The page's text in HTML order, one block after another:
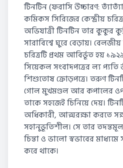
টিনটিন (ফরাসি উচ্চারণ:
কমিকস সিরিজের কেন্দ্রীয়
অভিযাত্রী টিনটিন তার কুকুর
সারাবিশ্বে ঘুরে বেড়ায়। বেলজীয়
চরিত্রটি প্রথম আবির্ভূত হয়
সিয়েকল সংবাদপত্রের ল্য
শিশুতোষ ক্রোড়পত্রে। তরুণ
গোল মুখমণ্ডল আর কপালের
তাকে সহজেই চিনিয়ে দেয়।
অধিকারী, আত্মরক্ষা করতে
সহানুভূতিশীল। সে তার
চিন্তা ও ভালো স্বভাবের
করে থাকে।